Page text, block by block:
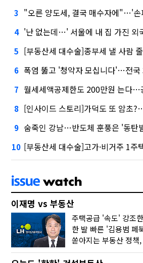
3 "오른 양도세, 결국 매수자에"…'손
4 '난 없는데…' 서울에 내 집 가진 외
5 [부동산세 대수술]종부세 낼 사람
6 폭염 뚫고 '청약자 모십니다'…전국
7 월세세액공제한도 200만원 는다
8 [인사이드 스토리]가덕도 또 암초
9 숨죽인 강남…반도체 훈풍은 '동탄
10 [부동산세 대수술]고가·비거주 1주택
이재명 vs 부동산
쏟아지는 부동산 정책